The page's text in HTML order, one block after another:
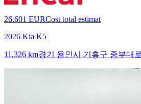
26.601 EURCost total estimat
2026 Kia K5
11.326 km경기 용인시 기흥구 중부대